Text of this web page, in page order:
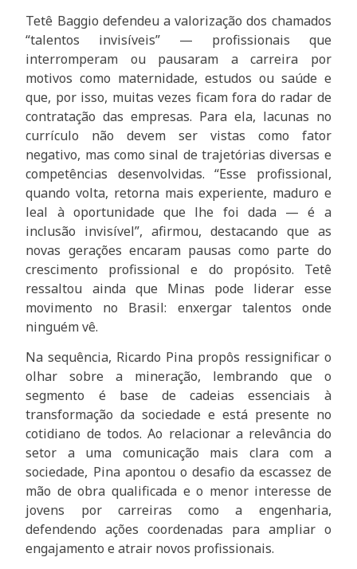
Tetê Baggio defendeu a valorização dos chamados
“talentos invisíveis” — profissionais que
interromperam ou pausaram a carreira por
motivos como maternidade, estudos ou saúde e
que, por isso, muitas vezes ficam fora do radar de
contratação das empresas. Para ela, lacunas no
currículo não devem ser vistas como fator
negativo, mas como sinal de trajetórias diversas e
competências desenvolvidas. “Esse profissional,
quando volta, retorna mais experiente, maduro e
leal à oportunidade que lhe foi dada — é a
inclusão invisível”, afirmou, destacando que as
novas gerações encaram pausas como parte do
crescimento profissional e do propósito. Tetê
ressaltou ainda que Minas pode liderar esse
movimento no Brasil: enxergar talentos onde
ninguém vê.
Na sequência, Ricardo Pina propôs ressignificar o
olhar sobre a mineração, lembrando que o
segmento é base de cadeias essenciais à
transformação da sociedade e está presente no
cotidiano de todos. Ao relacionar a relevância do
setor a uma comunicação mais clara com a
sociedade, Pina apontou o desafio da escassez de
mão de obra qualificada e o menor interesse de
jovens por carreiras como a engenharia,
defendendo ações coordenadas para ampliar o
engajamento e atrair novos profissionais.